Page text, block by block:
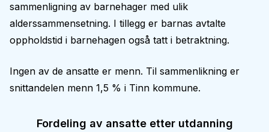
sammenligning av barnehager med ulik
alderssammensetning. I tillegg er barnas avtalte
oppholdstid i barnehagen også tatt i betraktning.
Ingen av de ansatte er menn. Til sammenlikning er
snittandelen menn 1,5 % i Tinn kommune.
Fordeling av ansatte etter utdanning